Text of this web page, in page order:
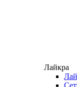
Лайкра